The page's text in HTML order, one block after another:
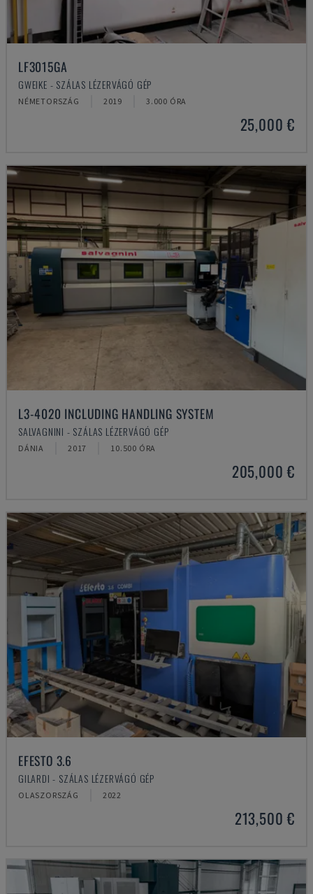
LF3015GA
GWEIKE - SZÁLAS LÉZERVÁGÓ GÉP
NÉMETORSZÁG 2019 3.000 ÓRA
25,000 €
L3-4020 INCLUDING HANDLING SYSTEM
SALVAGNINI - SZÁLAS LÉZERVÁGÓ GÉP
DÁNIA 2017 10.500 ÓRA
205,000 €
EFESTO 3.6
GILARDI - SZÁLAS LÉZERVÁGÓ GÉP
OLASZORSZÁG 2022
213,500 €